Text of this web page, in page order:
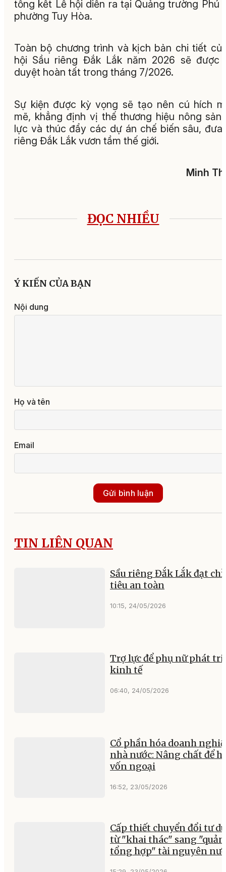
tổng kết Lễ hội diễn ra tại Quảng trường Phú
phường Tuy Hòa.
Toàn bộ chương trình và kịch bản chi tiết
hội Sầu riêng Đắk Lắk năm 2026 sẽ được
duyệt hoàn tất trong tháng 7/2026.
Sự kiện được kỳ vọng sẽ tạo nên cú hích
mẽ, khẳng định vị thế thương hiệu nông sản
lực và thúc đẩy các dự án chế biến sâu, đưa
riêng Đắk Lắk vươn tầm thế giới.
Minh
ĐỌC NHIỀU
Ý KIẾN CỦA BẠN
Nội dung
Họ và tên
Email
Gửi bình luận
TIN LIÊN QUAN
Sầu riêng Đắk Lắk đạt chỉ
tiêu an toàn
10:15, 24/05/2026
Trợ lực để phụ nữ phát
kinh tế
06:40, 24/05/2026
Cổ phần hóa doanh
nhà nước: Nâng chất để
vốn ngoại
16:52, 23/05/2026
Cấp thiết chuyển đổi tư
từ "khai thác" sang
tổng hợp" tài nguyên